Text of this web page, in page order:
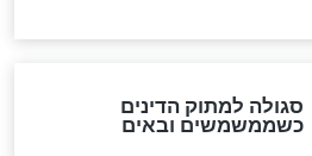
בימות המשיח?